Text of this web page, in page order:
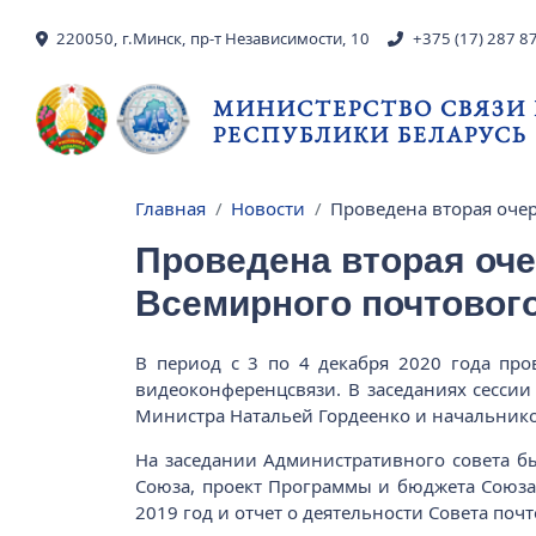
220050, г.Минск, пр-т Независимости, 10 +375 (17) 287
МИНИСТЕРСТВО
РЕСПУБЛИКИ БЕЛАРУСЬ
Строка навигации
Главная Новости Проведена вторая
Проведена вторая
Всемирного
В период с 3 по 4 декабря 2020 года
видеоконференцсвязи. В заседаниях
Министра Натальей Гордеенко и
На заседании Административного совета
Союза, проект Программы и бюджета
2019 год и отчет о деятельности Совета